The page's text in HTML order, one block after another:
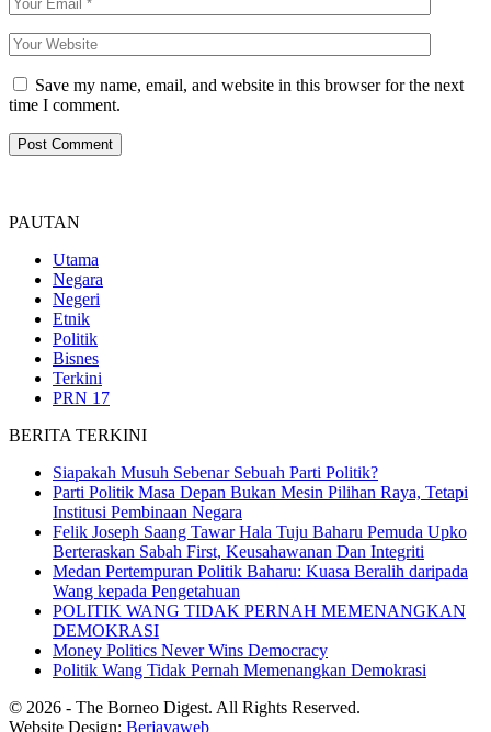
Save my name, email, and website in this browser for the next
time I comment.
PAUTAN
Utama
Negara
Negeri
Etnik
Politik
Bisnes
Terkini
PRN 17
BERITA TERKINI
Siapakah Musuh Sebenar Sebuah Parti Politik?
Parti Politik Masa Depan Bukan Mesin Pilihan Raya, Tetapi
Institusi Pembinaan Negara
Felik Joseph Saang Tawar Hala Tuju Baharu Pemuda Upko
Berteraskan Sabah First, Keusahawanan Dan Integriti
Medan Pertempuran Politik Baharu: Kuasa Beralih daripada
Wang kepada Pengetahuan
POLITIK WANG TIDAK PERNAH MEMENANGKAN
DEMOKRASI
Money Politics Never Wins Democracy
Politik Wang Tidak Pernah Memenangkan Demokrasi
© 2026 - The Borneo Digest. All Rights Reserved.
Website Design: Berjayaweb